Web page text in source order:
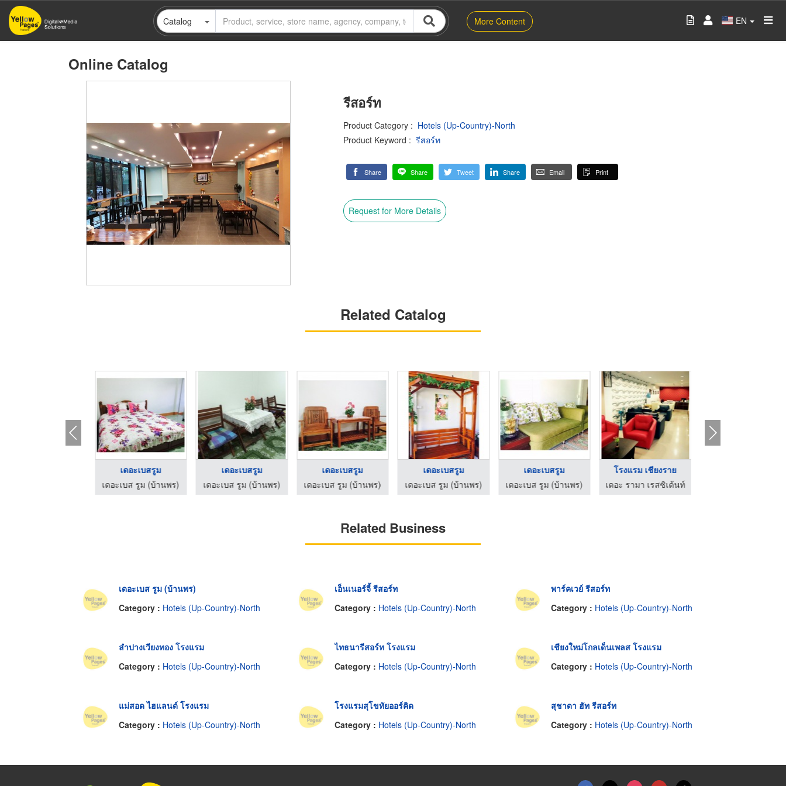
Skip
main
Catalog More Content EN
Online Catalog
รีสอร์ท
Product Category : Hotels (Up-Country)-North
Product Keyword : รีสอร์ท
Share Share Tweet Share Email Print
Request for More Details
Related Catalog
เดอะเบสรูม
เดอะเบส รูม (บ้านพร)
เดอะเบสรูม
เดอะเบส รูม (บ้านพร)
เดอะเบสรูม
เดอะเบส รูม (บ้านพร)
เดอะเบสรูม
เดอะเบส รูม (บ้านพร)
เดอะเบสรูม
เดอะเบส รูม (บ้านพร)
โรงแรม เชียงราย
เดอะ รามา เรสซิเด้นท์
Related Business
เดอะเบส รูม (บ้านพร)
Category : Hotels (Up-Country)-North
เอ็นเนอร์จี้ รีสอร์ท
Category : Hotels (Up-Country)-North
พาร์คเวย์ รีสอร์ท
Category : Hotels (Up-Country)-North
ลำปางเวียงทอง โรงแรม
Category : Hotels (Up-Country)-North
ไทธนารีสอร์ท โรงแรม
Category : Hotels (Up-Country)-North
เชียงใหม่โกลเด็นเพลส โรงแรม
Category : Hotels (Up-Country)-North
แม่สอด ไฮแลนด์ โรงแรม
Category : Hotels (Up-Country)-North
โรงแรมสุโขทัยออร์คิด
Category : Hotels (Up-Country)-North
สุชาดา ฮัท รีสอร์ท
Category : Hotels (Up-Country)-North